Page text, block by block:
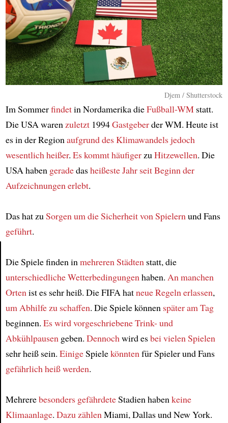
Djem / Shutterstock
Im Sommerfindetin Nordamerika dieFußball-WMstatt.
Die USA warenzuletzt1994Gastgeberder WM. Heute ist
es in der Regionaufgrund des Klimawandelsjedoch
wesentlich heißer. Es kommthäufigerzuHitzewellen. Die
USA haben geradedasheißeste Jahr seit Beginn der
Aufzeichnungenerlebt.
Das hat zuSorgen um die Sicherheitvon Spielernund Fans
geführt.
Die Spiele finden inmehreren Städtenstatt, die
unterschiedliche Wetterbedingungenhaben. An manchen
Ortenist es sehr heiß. Die FIFA hatneue Regeln erlassen,
um Abhilfe zu schaffen. Die Spiele können später am Tag
beginnen. Es wirdvorgeschriebene Trink- und
Abkühlpausengeben. Dennochwird esbei vielen Spielen
sehr heiß sein. EinigeSpielekönntenfür Spieler und Fans
gefährlich heiß werden.
Mehrerebesonders gefährdeteStadien habenkeine
Klimaanlage. Dazu zählenMiami, Dallas und New York.